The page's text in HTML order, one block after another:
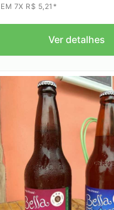
EM 7X R$ 5,21*
Ver detalhes